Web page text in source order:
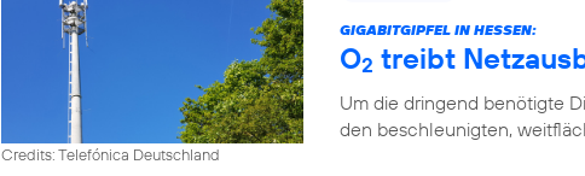
Credits: Telefónica Deutschland
GIGABITGIPFEL IN HESSEN:
O2 treibt
Um die dringend benötigte
den beschleunigten,